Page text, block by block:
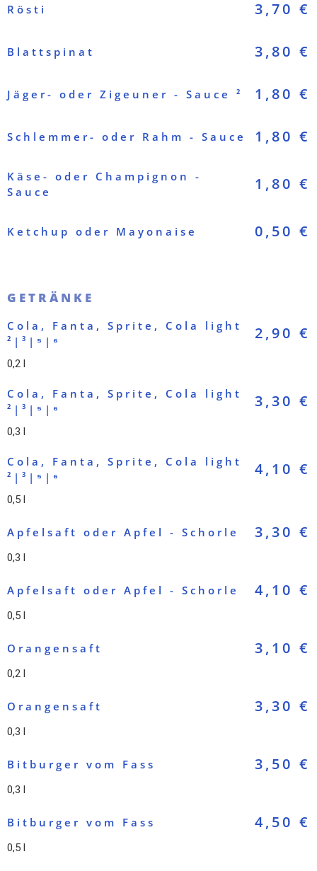
Rösti 3,70 €
Blattspinat 3,80 €
Jäger- oder Zigeuner - Sauce ² 1,80 €
Schlemmer- oder Rahm - Sauce 1,80 €
Käse- oder Champignon -
Sauce
1,80 €
Ketchup oder Mayonaise 0,50 €
GETRÄNKE
Cola, Fanta, Sprite, Cola light
²|³|⁵|⁶
2,90 €
0,2 l
Cola, Fanta, Sprite, Cola light
²|³|⁵|⁶
3,30 €
0,3 l
Cola, Fanta, Sprite, Cola light
²|³|⁵|⁶
4,10 €
0,5 l
Apfelsaft oder Apfel - Schorle 3,30 €
0,3 l
Apfelsaft oder Apfel - Schorle 4,10 €
0,5 l
Orangensaft 3,10 €
0,2 l
Orangensaft 3,30 €
0,3 l
Bitburger vom Fass 3,50 €
0,3 l
Bitburger vom Fass 4,50 €
0,5 l